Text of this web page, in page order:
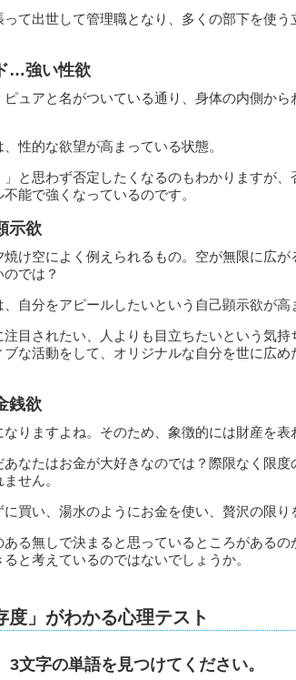
て出世して管理職となり、多くの部下を使
…強い性欲
ピュアと名がついている通り、身体の内側か
性的な欲望が高まっている状態。
」と思わず否定したくなるのもわかりますが
能で強くなっているのです。
示欲
焼け空によく例えられるもの。空が無限に広
では？
自分をアピールしたいという自己顕示欲が高
注目されたい、人よりも目立ちたいという気
ブな活動をして、オリジナルな自分を世に広
銭欲
りますよね。そのため、象徴的には財産を表
あなたはお金が大好きなのでは？際限なく限
せん。
買い、湯水のようにお金を使い、贅沢の限り
ある無しで決まると思っているところがある
と考えているのではないでしょうか。
」がわかる心理テスト
3文字の単語を見つけてください。